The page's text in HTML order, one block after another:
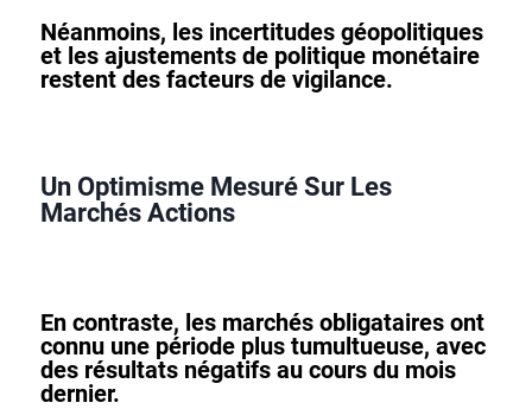
Néanmoins, les incertitudes géopolitiques
et les ajustements de politique monétaire
restent des facteurs de vigilance.
Un Optimisme Mesuré Sur Les
Marchés Actions
En contraste, les marchés obligataires ont
connu une période plus tumultueuse, avec
des résultats négatifs au cours du mois
dernier.